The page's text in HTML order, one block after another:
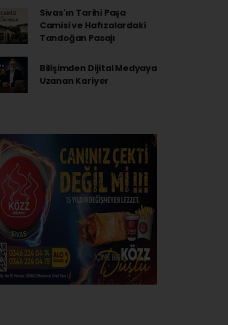
Sivas'ın Tarihi Paşa
Camisi ve Hafızalardaki
Tandoğan Pasajı
Bilişimden Dijital Medyaya
Uzanan Kariyer